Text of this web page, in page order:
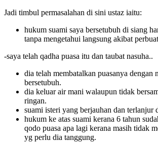
Jadi timbul permasalahan di sini ustaz iaitu:
hukum suami saya bersetubuh di siang
tanpa mengetahui langsung akibat
-saya telah qadha puasa itu dan taubat nasuha..
dia telah membatalkan puasanya dengan
bersetubuh.
dia keluar air mani walaupun tidak
ringan.
suami isteri yang berjauhan dan terlanjur
hukum ke atas suami kerana 6 tahun
qodo puasa apa lagi kerana masih tidak
yg perlu dia tanggung.